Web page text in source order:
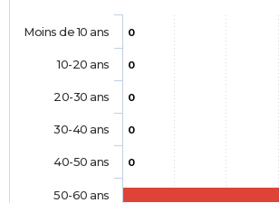
0
0
0
0
0
Moins de 10 ans
10-20 ans
20-30 ans
30-40 ans
40-50 ans
50-60 ans